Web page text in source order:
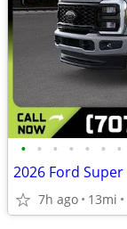
• • • • • • •
7h ago 13mi